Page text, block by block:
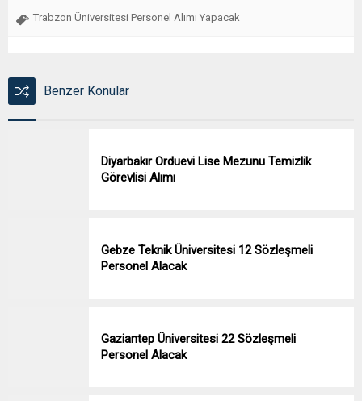
Trabzon Üniversitesi Personel Alımı Yapacak
Benzer Konular
Diyarbakır Orduevi Lise Mezunu Temizlik
Görevlisi Alımı
Gebze Teknik Üniversitesi 12 Sözleşmeli
Personel Alacak
Gaziantep Üniversitesi 22 Sözleşmeli
Personel Alacak